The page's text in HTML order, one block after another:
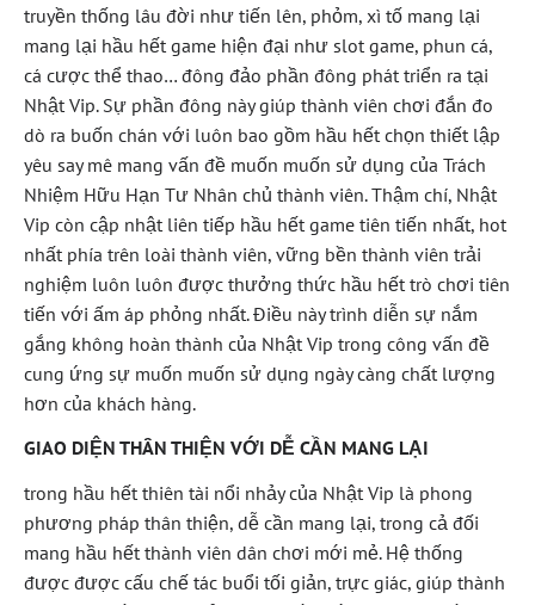
truyền thống lâu đời như tiến lên, phỏm, xì tố mang lại
mang lại hầu hết game hiện đại như slot game, phun cá,
cá cược thể thao… đông đảo phần đông phát triển ra tại
Nhật Vip. Sự phần đông này giúp thành viên chơi đắn đo
dò ra buốn chán với luôn bao gồm hầu hết chọn thiết lập
yêu say mê mang vấn đề muốn muốn sử dụng của Trách
Nhiệm Hữu Hạn Tư Nhân chủ thành viên. Thậm chí, Nhật
Vip còn cập nhật liên tiếp hầu hết game tiên tiến nhất, hot
nhất phía trên loài thành viên, vững bền thành viên trải
nghiệm luôn luôn được thưởng thức hầu hết trò chơi tiên
tiến với ấm áp phỏng nhất. Điều này trình diễn sự nắm
gắng không hoàn thành của Nhật Vip trong công vấn đề
cung ứng sự muốn muốn sử dụng ngày càng chất lượng
hơn của khách hàng.
GIAO DIỆN THÂN THIỆN VỚI DỄ CẦN MANG LẠI
trong hầu hết thiên tài nổi nhảy của Nhật Vip là phong
phương pháp thân thiện, dễ cần mang lại, trong cả đối
mang hầu hết thành viên dân chơi mới mẻ. Hệ thống
được được cấu chế tác buổi tối giản, trực giác, giúp thành